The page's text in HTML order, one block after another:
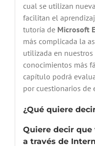
cual se utilizan
facilitan el
tutoría de Microsoft
más complicada la
utilizada en
conocimientos más
capítulo podrá
por cuestionarios de
¿Qué quiere
Quiere decir que
a través de